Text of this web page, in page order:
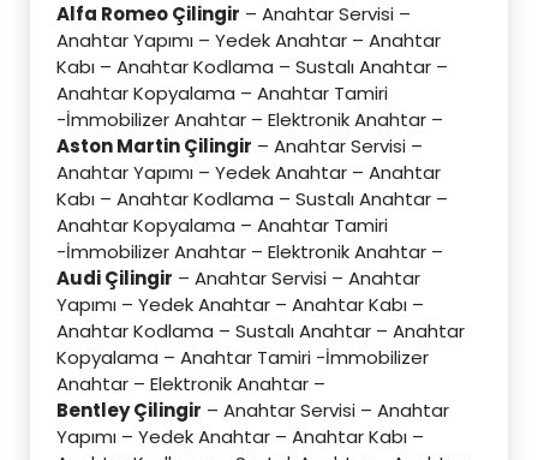
Alfa Romeo Çilingir – Anahtar Servisi –
Anahtar Yapımı – Yedek Anahtar – Anahtar
Kabı – Anahtar Kodlama – Sustalı Anahtar –
Anahtar Kopyalama – Anahtar Tamiri
-İmmobilizer Anahtar – Elektronik Anahtar –
Aston Martin Çilingir – Anahtar Servisi –
Anahtar Yapımı – Yedek Anahtar – Anahtar
Kabı – Anahtar Kodlama – Sustalı Anahtar –
Anahtar Kopyalama – Anahtar Tamiri
-İmmobilizer Anahtar – Elektronik Anahtar –
Audi Çilingir – Anahtar Servisi – Anahtar
Yapımı – Yedek Anahtar – Anahtar Kabı –
Anahtar Kodlama – Sustalı Anahtar – Anahtar
Kopyalama – Anahtar Tamiri -İmmobilizer
Anahtar – Elektronik Anahtar –
Bentley Çilingir – Anahtar Servisi – Anahtar
Yapımı – Yedek Anahtar – Anahtar Kabı –